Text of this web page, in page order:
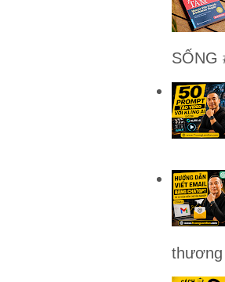
SỐNG
thương